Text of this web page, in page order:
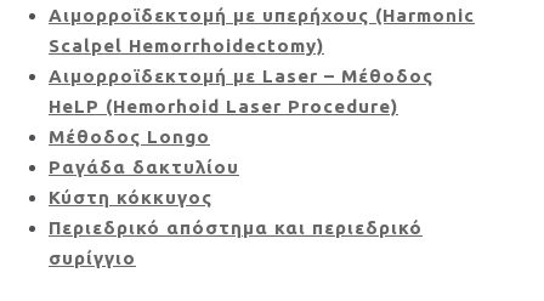
Αιμορροϊδεκτομή με υπερήχους (Harmonic
Scalpel Hemorrhoidectomy)
Αιμορροϊδεκτομή με Laser – Μέθοδος
HeLP (Hemorhoid Laser Procedure)
Μέθοδος Longo
Ραγάδα δακτυλίου
Κύστη κόκκυγος
Περιεδρικό απόστημα και περιεδρικό
συρίγγιο